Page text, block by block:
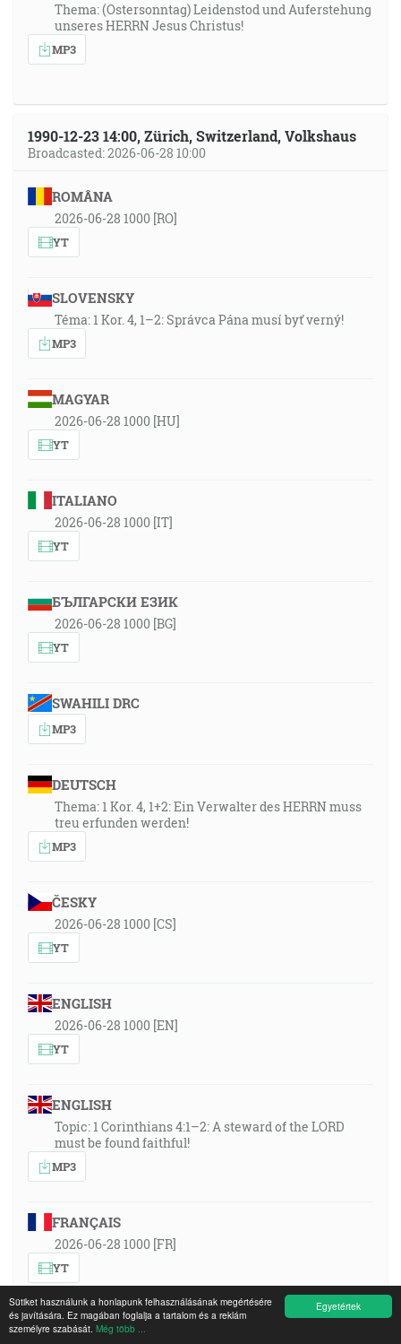
Egyetértek
Sütiket használunk a honlapunk felhasználásának megértésére
és javítására. Ez magában foglalja a tartalom és a reklám
személyre szabását. Még több ...
Thema: (Ostersonntag) Leidenstod und Auferstehung
unseres HERRN Jesus Christus!
MP3
1990-12-23 14:00, Zürich, Switzerland, Volkshaus
Broadcasted: 2026-06-28 10:00
ROMÂNA
2026-06-28 1000 [RO]
YT
SLOVENSKY
Téma: 1 Kor. 4, 1–2: Správca Pána musí byť verný!
MP3
MAGYAR
2026-06-28 1000 [HU]
YT
ITALIANO
2026-06-28 1000 [IT]
YT
БЪЛГАРСКИ ЕЗИК
2026-06-28 1000 [BG]
YT
SWAHILI DRC
MP3
DEUTSCH
Thema: 1 Kor. 4, 1+2: Ein Verwalter des HERRN muss
treu erfunden werden!
MP3
ČESKY
2026-06-28 1000 [CS]
YT
ENGLISH
2026-06-28 1000 [EN]
YT
ENGLISH
Topic: 1 Corinthians 4:1–2: A steward of the LORD
must be found faithful!
MP3
FRANÇAIS
2026-06-28 1000 [FR]
YT
FRANÇAIS